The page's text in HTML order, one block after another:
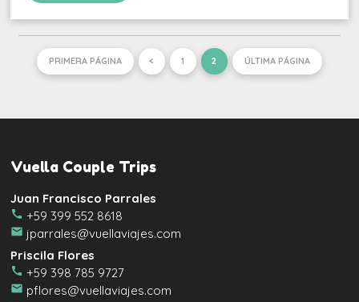
PRIMERA PÁGINA < 1 2 ÚLTIMA PÁGINA
Vuella Couple Trips
Juan Francisco Parrales
call +59 399 552 8618
email jparrales@vuellaviajes.com
Priscila Flores
call +59 398 785 9727
email pflores@vuellaviajes.com